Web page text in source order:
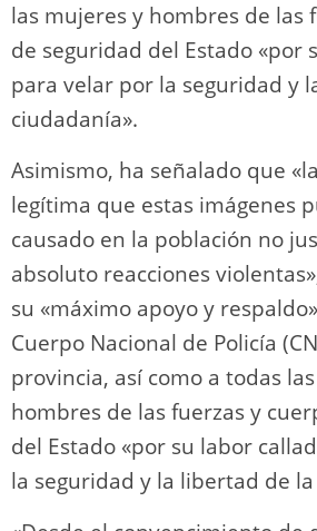
las mujeres y hombres de las
de seguridad del Estado «por
para velar por la seguridad y
ciudadanía».
Asimismo, ha señalado que
legítima que estas imágenes
causado en la población no
absoluto reacciones
su «máximo apoyo y
Cuerpo Nacional de Policía
provincia, así como a todas
hombres de las fuerzas y
del Estado «por su labor
la seguridad y la libertad de